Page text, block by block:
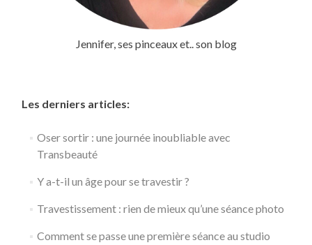
Jennifer, ses pinceaux et.. son blog
Les derniers articles:
Oser sortir : une journée inoubliable avec
Transbeauté
Y a-t-il un âge pour se travestir ?
Travestissement : rien de mieux qu’une séance photo
Comment se passe une première séance au studio